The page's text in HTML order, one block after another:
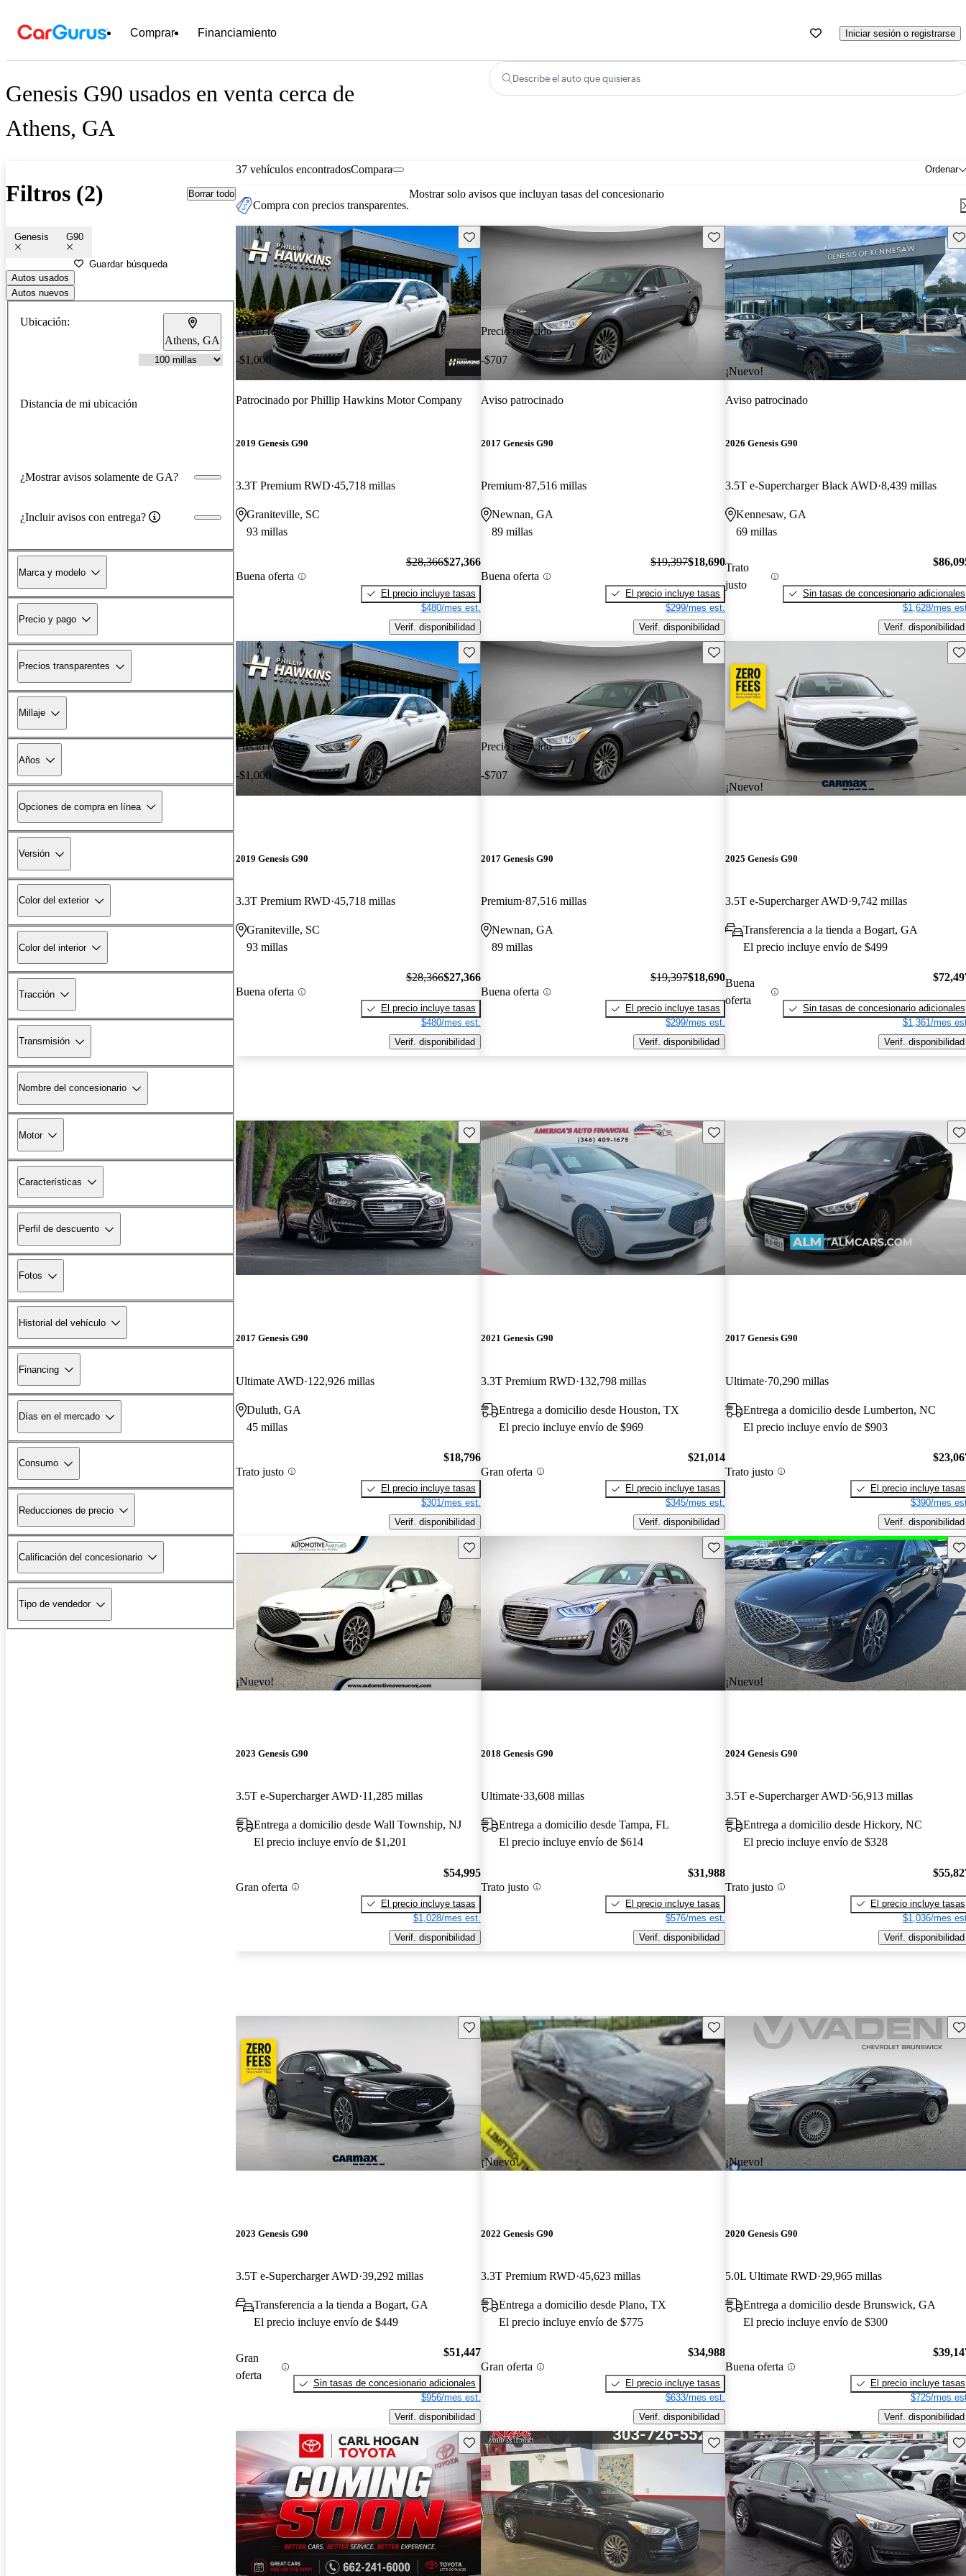
Comprar Financiamiento Iniciar sesión o registrarse
Genesis G90 usados en venta cerca de
Athens, GA
Describe el auto que quisieras
Filtros (2) Borrar todo
Genesis G90
Guardar búsqueda
Autos usados
Autos nuevos
Ubicación:
Athens, GA
Distancia de mi ubicación
¿Mostrar avisos solamente de GA?
¿Incluir avisos con entrega?
Marca y modelo
Precio y pago
Precios transparentes
Millaje
Años
Opciones de compra en línea
Versión
Color del exterior
Color del interior
Tracción
Transmisión
Nombre del concesionario
Motor
Características
Perfil de descuento
Fotos
Historial del vehículo
Financing
Días en el mercado
Consumo
Reducciones de precio
Calificación del concesionario
Tipo de vendedor
37 vehículos encontrados Ordenar
Compara
Compra con precios transparentes.
Mostrar solo avisos que incluyan tasas del concesionario
Precio reducido
-$1,000
Guarda este Aviso
Patrocinado porPhillip Hawkins Motor Company
2019 Genesis G90
3.3T Premium RWD 45,718 millas
Graniteville, SC
93 millas
Buena oferta
$28,366$27,366
El precio incluye tasas
$480/mes est.
Verif. disponibilidad
Precio reducido
-$707
Guarda este Aviso
Aviso patrocinado
2017 Genesis G90
Premium 87,516 millas
Newnan, GA
89 millas
Buena oferta
$19,397$18,690
El precio incluye tasas
$299/mes est.
Verif. disponibilidad
¡Nuevo!
Aviso patrocinado
2026 Genesis G90
3.5T e-Supercharger Black AWD 8,439 millas
Kennesaw, GA
69 millas
Trato
justo
Sin tasas de concesionario adicionales
$1,628/mes
Verif. disponibilidad
Precio reducido
-$1,000
Guarda este Aviso
2019 Genesis G90
3.3T Premium RWD 45,718 millas
Graniteville, SC
93 millas
Buena oferta
$28,366$27,366
El precio incluye tasas
$480/mes est.
Verif. disponibilidad
Precio reducido
-$707
Guarda este Aviso
2017 Genesis G90
Premium 87,516 millas
Newnan, GA
89 millas
Buena oferta
$19,397$18,690
El precio incluye tasas
$299/mes est.
Verif. disponibilidad
¡Nuevo!
2025 Genesis G90
3.5T e-Supercharger AWD 9,742 millas
Transferencia a la tienda a Bogart, GA
El precio incluye envío de $499
Buena
oferta
Sin tasas de concesionario adicionales
$1,361/mes
Verif. disponibilidad
Guarda este Aviso
2017 Genesis G90
Ultimate AWD 122,926 millas
Duluth, GA
45 millas
Trato justo
$18,796
El precio incluye tasas
$301/mes est.
Verif. disponibilidad
Guarda este Aviso
2021 Genesis G90
3.3T Premium RWD 132,798 millas
Entrega a domicilio desde Houston, TX
El precio incluye envío de $969
Gran oferta
$21,014
El precio incluye tasas
$345/mes est.
Verif. disponibilidad
2017 Genesis G90
Ultimate 70,290 millas
Entrega a domicilio desde Lumberton, NC
El precio incluye envío de $903
Trato justo
El precio incluye tasas
$390/mes
Verif. disponibilidad
¡Nuevo!
Guarda este Aviso
2023 Genesis G90
3.5T e-Supercharger AWD 11,285 millas
Entrega a domicilio desde Wall Township, NJ
El precio incluye envío de $1,201
Gran oferta
$54,995
El precio incluye tasas
$1,028/mes est.
Verif. disponibilidad
Guarda este Aviso
2018 Genesis G90
Ultimate 33,608 millas
Entrega a domicilio desde Tampa, FL
El precio incluye envío de $614
Trato justo
$31,988
El precio incluye tasas
$576/mes est.
Verif. disponibilidad
¡Nuevo!
2024 Genesis G90
3.5T e-Supercharger AWD 56,913 millas
Entrega a domicilio desde Hickory, NC
El precio incluye envío de $328
Trato justo
El precio incluye tasas
$1,036/mes
Verif. disponibilidad
Guarda este Aviso
2023 Genesis G90
3.5T e-Supercharger AWD 39,292 millas
Transferencia a la tienda a Bogart, GA
El precio incluye envío de $449
Gran
oferta
$51,447
Sin tasas de concesionario adicionales
$956/mes est.
Verif. disponibilidad
¡Nuevo!
Guarda este Aviso
2022 Genesis G90
3.3T Premium RWD 45,623 millas
Entrega a domicilio desde Plano, TX
El precio incluye envío de $775
Gran oferta
$34,988
El precio incluye tasas
$633/mes est.
Verif. disponibilidad
¡Nuevo!
2020 Genesis G90
5.0L Ultimate RWD 29,965 millas
Entrega a domicilio desde Brunswick, GA
El precio incluye envío de $300
Buena oferta
El precio incluye tasas
$725/mes
Verif. disponibilidad
Guarda este Aviso Guarda este Aviso